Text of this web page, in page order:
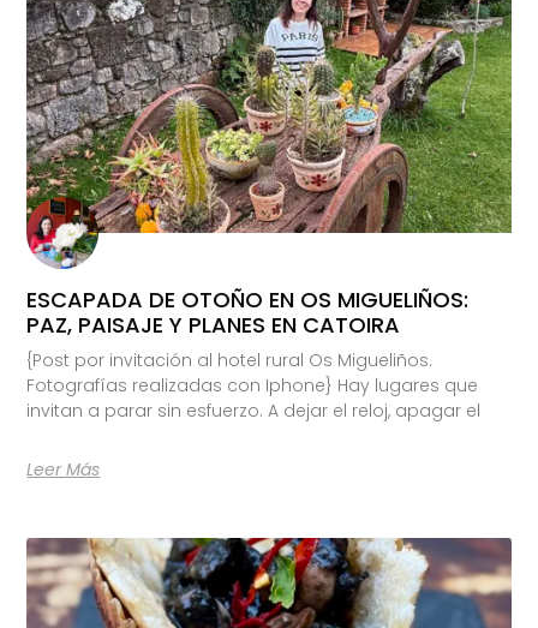
ESCAPADA DE OTOÑO EN OS MIGUELIÑOS:
PAZ, PAISAJE Y PLANES EN CATOIRA
{Post por invitación al hotel rural Os Migueliños.
Fotografías realizadas con Iphone} Hay lugares que
invitan a parar sin esfuerzo. A dejar el reloj, apagar el
Leer Más